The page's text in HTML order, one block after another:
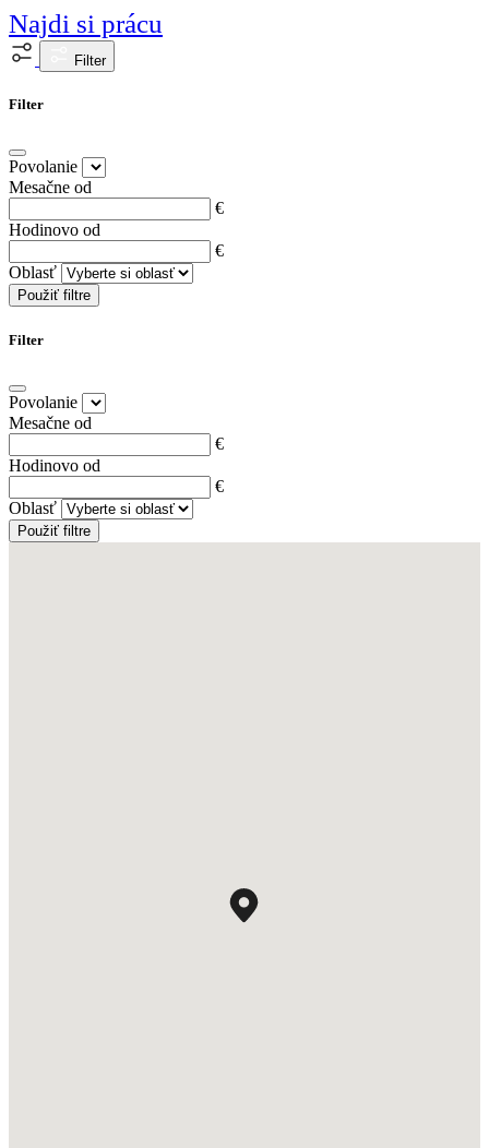
Najdi si prácu
Filter
Filter
Povolanie
Mesačne od
€
Hodinovo od
€
Oblasť
Použiť filtre
Filter
Povolanie
Mesačne od
€
Hodinovo od
€
Oblasť
Použiť filtre